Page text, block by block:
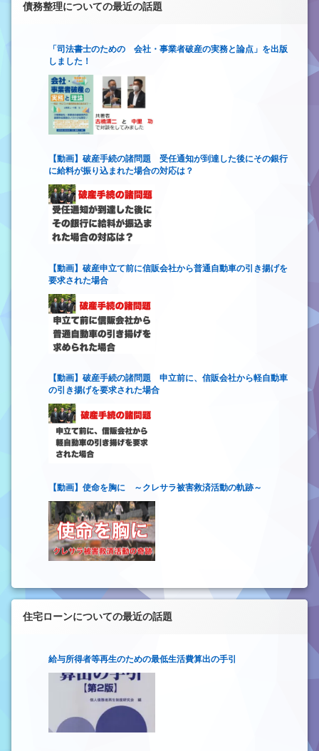
債務整理についての最近の話題
「司法書士のための 会社・事業者破産の実務と論点」を出版
しました！
【動画】破産手続の諸問題 受任通知が到達した後にその銀行
に給料が振り込まれた場合の対応は？
【動画】破産申立て前に信販会社から普通自動車の引き揚げを
要求された場合
【動画】破産手続の諸問題 申立前に、信販会社から軽自動車
の引き揚げを要求された場合
【動画】使命を胸に ～クレサラ被害救済活動の軌跡～
住宅ローンについての最近の話題
給与所得者等再生のための最低生活費算出の手引